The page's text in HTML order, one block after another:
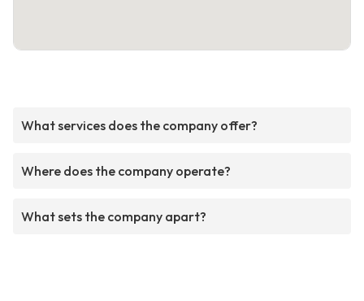
What services does the company offer?
Where does the company operate?
What sets the company apart?